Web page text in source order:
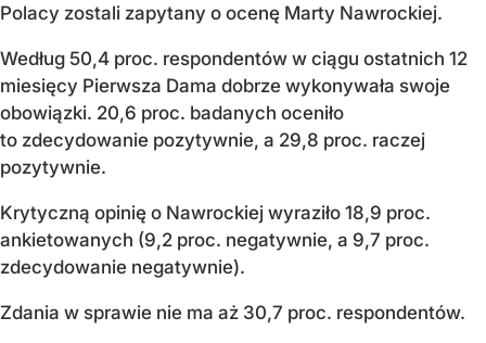
Polacy zostali zapytany o ocenę Marty Nawrockiej.
Według 50,4 proc. respondentów w ciągu ostatnich 12
miesięcy Pierwsza Dama dobrze wykonywała swoje
obowiązki. 20,6 proc. badanych oceniło
to zdecydowanie pozytywnie, a 29,8 proc. raczej
pozytywnie.
Krytyczną opinię o Nawrockiej wyraziło 18,9 proc.
ankietowanych (9,2 proc. negatywnie, a 9,7 proc.
zdecydowanie negatywnie).
Zdania w sprawie nie ma aż 30,7 proc. respondentów.